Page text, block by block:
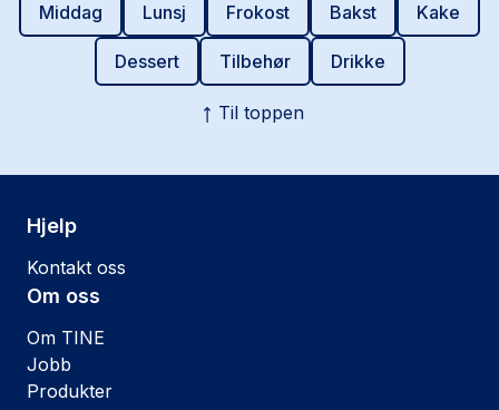
Middag Lunsj Frokost Bakst Kake
Dessert Tilbehør Drikke
Til toppen
Hjelp
Kontakt oss
Om oss
Om TINE
Jobb
Produkter